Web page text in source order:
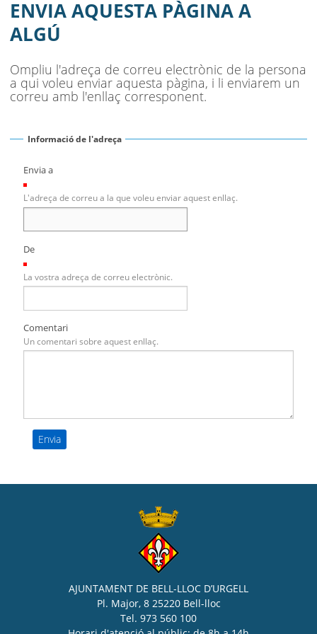
MUNICIPI
SEU ELECTRÒNICA
BELL-LLOC SOLUCIONA
ENVIA AQUESTA PÀGINA A
ALGÚ
Ompliu l'adreça de correu electrònic de la persona
a qui voleu enviar aquesta pàgina, i li enviarem un
correu amb l'enllaç corresponent.
Informació de l'adreça
Envia a
L'adreça de correu a la que voleu enviar aquest enllaç.
De
La vostra adreça de correu electrònic.
Comentari
Un comentari sobre aquest enllaç.
AJUNTAMENT DE BELL-LLOC D’URGELL
Pl. Major, 8 25220 Bell-lloc
Tel. 973 560 100